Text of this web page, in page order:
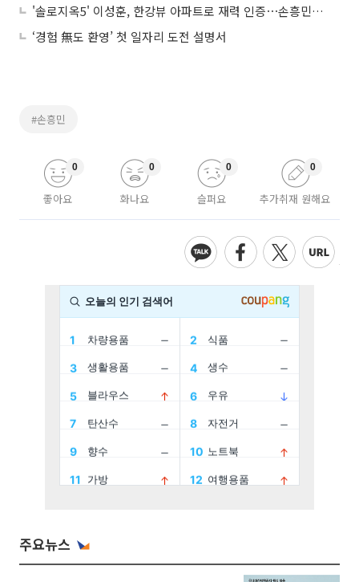
'솔로지옥5' 이성훈, 한강뷰 아파트로 재력 인증⋯손흥민도 사는 거기!
‘경험 無도 환영’ 첫 일자리 도전 설명서
#손흥민
좋아요
0
화나요
0
슬퍼요
0
추가취재 원해요
0
주요뉴스